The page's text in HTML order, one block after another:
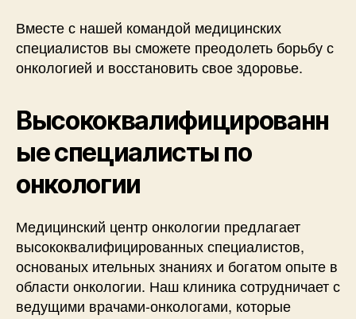
Вместе с нашей командой медицинских
специалистов вы сможете преодолеть борьбу с
онкологией и восстановить свое здоровье.
Высококвалифицированн
ые специалисты по
онкологии
Медицинский центр онкологии предлагает
высококвалифицированных специалистов,
основаных ительных знаниях и богатом опыте в
области онкологии. Наш клиника сотрудничает с
ведущими врачами-онкологами, которые